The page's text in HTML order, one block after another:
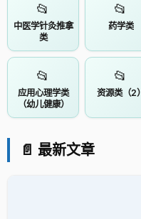
📂
中医学针灸推拿
类
📂
药学类
📂
应用心理学类
（幼儿健康）
📂
资源类（2）
📄 最新文章